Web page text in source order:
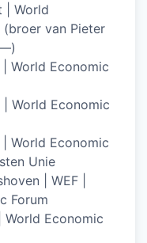
| World
(broer van Pieter
World Economic
| World Economic
World Economic
Unie
| WEF |
Forum
World Economic